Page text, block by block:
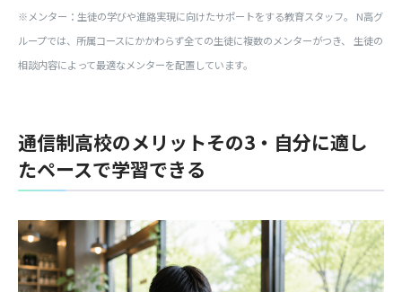
※メンター：生徒の学びや進路実現に向けたサポートをする教育スタッフ。 N高グ
ループでは、所属コースにかかわらず全ての生徒に複数のメンターがつき、 生徒の
相談内容によって最適なメンターを配置しています。
通信制高校のメリットその3・自分に適し
たペースで学習できる